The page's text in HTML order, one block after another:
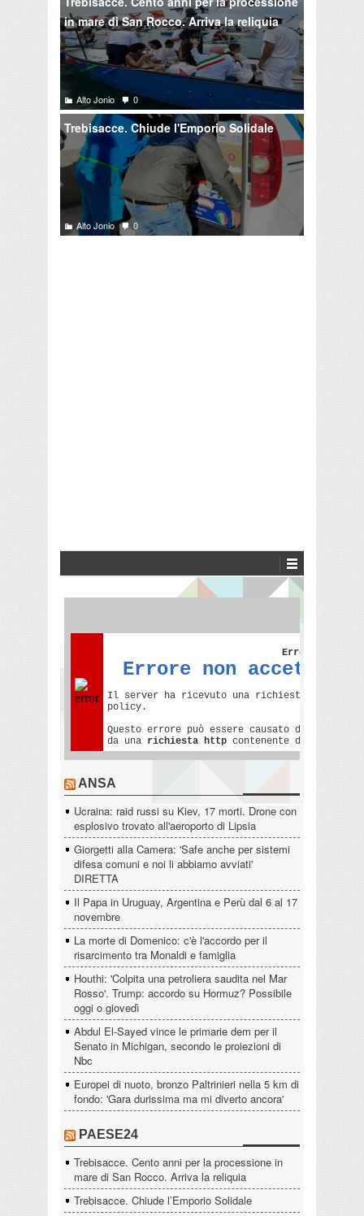
in mare di San Rocco. Arriva la reliquia
Alto Jonio 0
Trebisacce. Chiude l'Emporio Solidale
Alto Jonio 0
ANSA
Ucraina: raid russi su Kiev, 17 morti. Drone con
esplosivo trovato all'aeroporto di Lipsia
Giorgetti alla Camera: 'Safe anche per sistemi
difesa comuni e noi li abbiamo avviati'
DIRETTA
Il Papa in Uruguay, Argentina e Perù dal 6 al 17
novembre
La morte di Domenico: c'è l'accordo per il
risarcimento tra Monaldi e famiglia
Houthi: 'Colpita una petroliera saudita nel Mar
Rosso'. Trump: accordo su Hormuz? Possibile
oggi o giovedì
Abdul El-Sayed vince le primarie dem per il
Senato in Michigan, secondo le proiezioni di
Nbc
Europei di nuoto, bronzo Paltrinieri nella 5 km di
fondo: 'Gara durissima ma mi diverto ancora'
PAESE24
Trebisacce. Cento anni per la processione in
mare di San Rocco. Arriva la reliquia
Trebisacce. Chiude l’Emporio Solidale